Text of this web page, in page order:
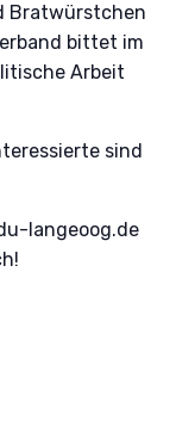
Bratwürstchen
bittet im
Arbeit
sind
langeoog.de